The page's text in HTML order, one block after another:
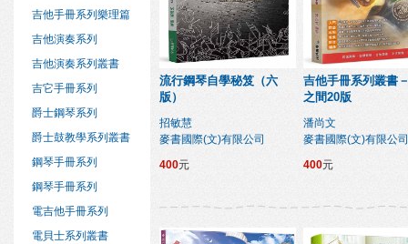
吉他手冊系列樂理篇
吉他演奏系列
吉他演奏系列叢書
吉它手冊系列
爵士鋼琴系列
爵士鼓教學系列叢書
鋼琴手冊系列
鋼琴手冊系列
電吉他手冊系列
電貝士系列叢書
流行鋼琴自學秘笈（六
版）
招敏慧
麥書國際(文)有限公司
400元
吉他手冊系列叢書
之間20版
潘尚文
麥書國際(文)有限公司
400元